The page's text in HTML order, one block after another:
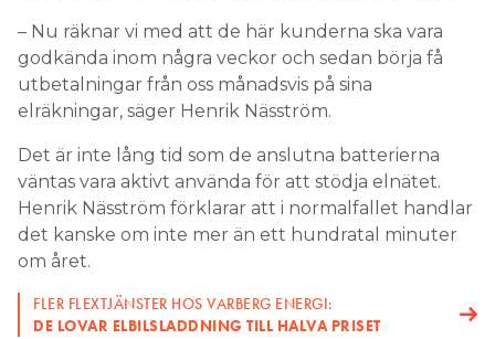
– Nu räknar vi med att de här kunderna ska vara
godkända inom några veckor och sedan börja få
utbetalningar från oss månadsvis på sina
elräkningar, säger Henrik Näsström.
Det är inte lång tid som de anslutna batterierna
väntas vara aktivt använda för att stödja elnätet.
Henrik Näsström förklarar att i normalfallet handlar
det kanske om inte mer än ett hundratal minuter
om året.
FLER FLEXTJÄNSTER HOS VARBERG ENERGI:
DE LOVAR ELBILSLADDNING TILL HALVA PRISET